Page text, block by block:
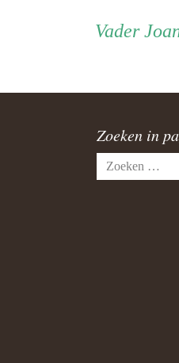
Vader
Zoeken in
Zoeken
naar: